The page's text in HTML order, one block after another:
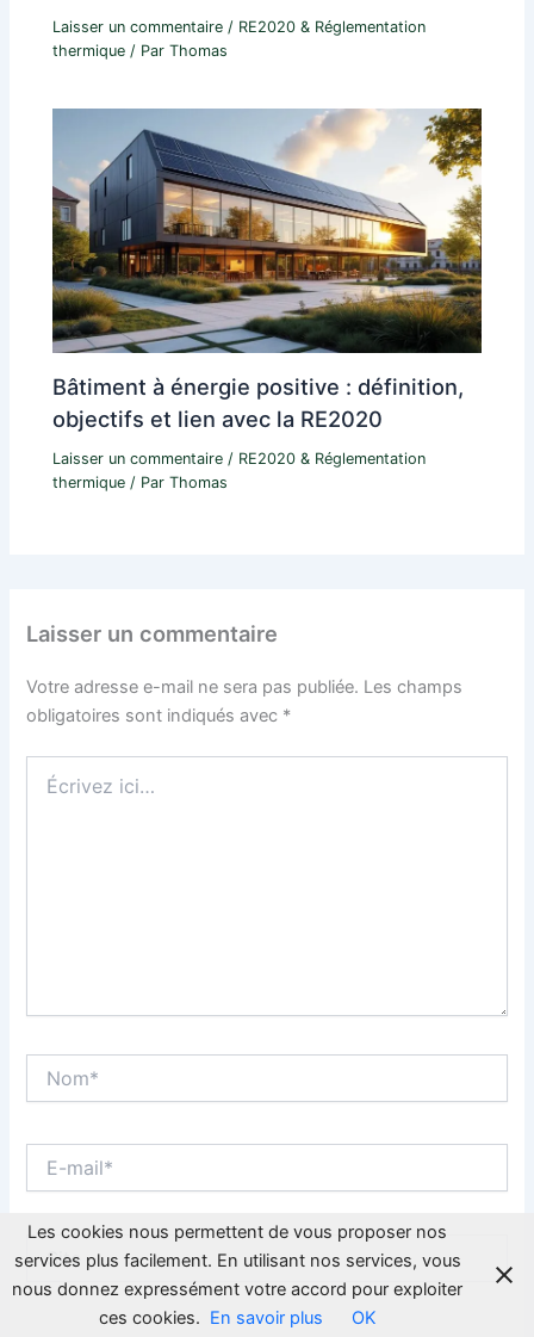
Laisser un commentaire / RE2020 & Réglementation
thermique / ParThomas
Bâtiment à énergie positive : définition,
objectifs et lien avec la RE2020
Laisser un commentaire / RE2020 & Réglementation
thermique / ParThomas
Laisser un commentaire
Votre adresse e-mail ne sera pas publiée. Les champs
obligatoires sont indiqués avec *
ici…
mail*
Site
Les cookies nous permettent de vous proposer nos
services plus facilement. En utilisant nos services, vous
nous donnez expressément votre accord pour exploiter
ces cookies. En savoir plus OK